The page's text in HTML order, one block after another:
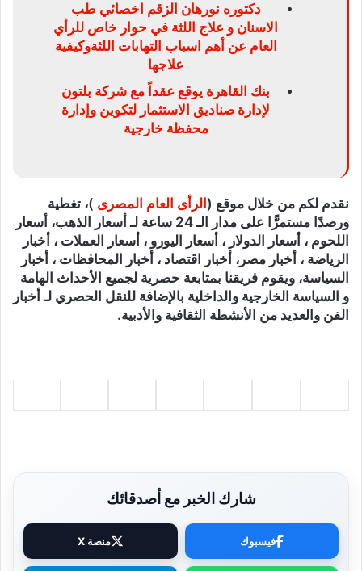
دكتوره نورهان الزقم اخصائي طب
الاسنان و علاج اللثة في حوار خاص للرأي
العام عن أهم اسباب التهابات اللثةوكيفية
علاجها
بنك القاهرة يوقع عقداً مع شركة بلتون
لإدارة صناديق الاستثمار لتكوين وإدارة
محفظة خارجية
نقدم لكم من خلال موقع (الرأى العام المصرى )، تغطية
ورصدًا مستمرًّا على مدار الـ 24 ساعة لـ أسعار الذهب، أسعار
اللحوم ، أسعار الدولار ، أسعار اليورو ، أسعار العملات ، أخبار
الرياضة ، أخبار مصر، أخبار اقتصاد ، أخبار المحافظات ، أخبار
السياسة، ويقوم فريقنا بمتابعة حصرية لجميع الأحداث الهامة
و السياسة الخارجية والداخلية بالإضافة للنقل الحصري لـ أخبار
الفن والعديد من الأنشطة الثقافية والأدبية.
شارك الخبر مع أصدقائك
فيسبوك منصة X